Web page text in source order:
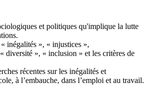
et politiques qu'implique la lutte
inégalités », « injustices »,
diversité », « inclusion » et les critères de
récentes sur les inégalités et
à l’embauche, dans l’emploi et au travail.